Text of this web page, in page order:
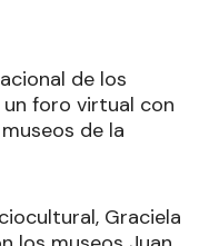
de los
un foro virtual con
de la
Graciela